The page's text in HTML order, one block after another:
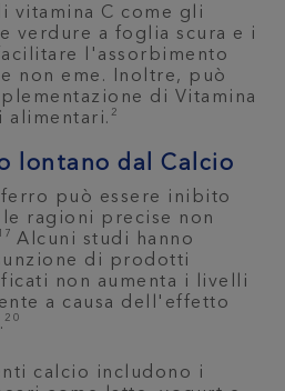
vitamina C come gli
verdure a foglia scura e i
l'assorbimento
non eme. Inoltre, può
di Vitamina
alimentari. 2
lontano dal Calcio
può essere inibito
ragioni precise non
17 Alcuni studi hanno
di prodotti
non aumenta i livelli
a causa dell'effetto
20
calcio includono i